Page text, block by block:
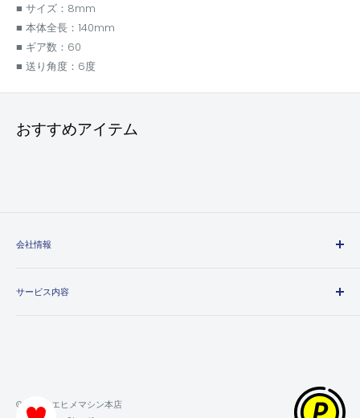
■ サイズ：8mm
■ 本体全長：140mm
■ ギア数：60
■ 送り角度：6度
おすすめアイテム
会社情報
会社概要
サービス内容
ポイントの獲得・利用方法について
© 2026 エヒメマシン本店